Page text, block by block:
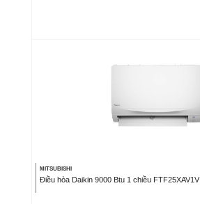
MITSUBISHI
Điều hòa Daikin 9000 Btu 1 chiều FTF25XAV1V